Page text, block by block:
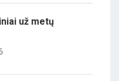
už metų